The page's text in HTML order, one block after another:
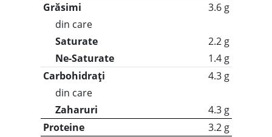
Grăsimi
3.6 g
din care
Saturate
2.2 g
Ne-Saturate
1.4 g
Carbohidrați
4.3 g
din care
Zaharuri
4.3 g
Proteine
3.2 g